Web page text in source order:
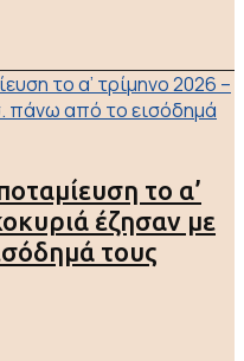
το α’
έζησαν με
τους